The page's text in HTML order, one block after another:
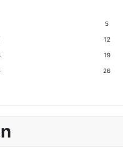
5
12
19
26